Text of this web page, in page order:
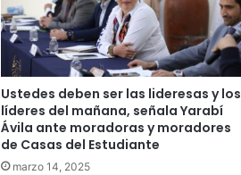
Ustedes deben ser las lideresas y los
líderes del mañana, señala Yarabí
Ávila ante moradoras y moradores
de Casas del Estudiante
marzo 14, 2025